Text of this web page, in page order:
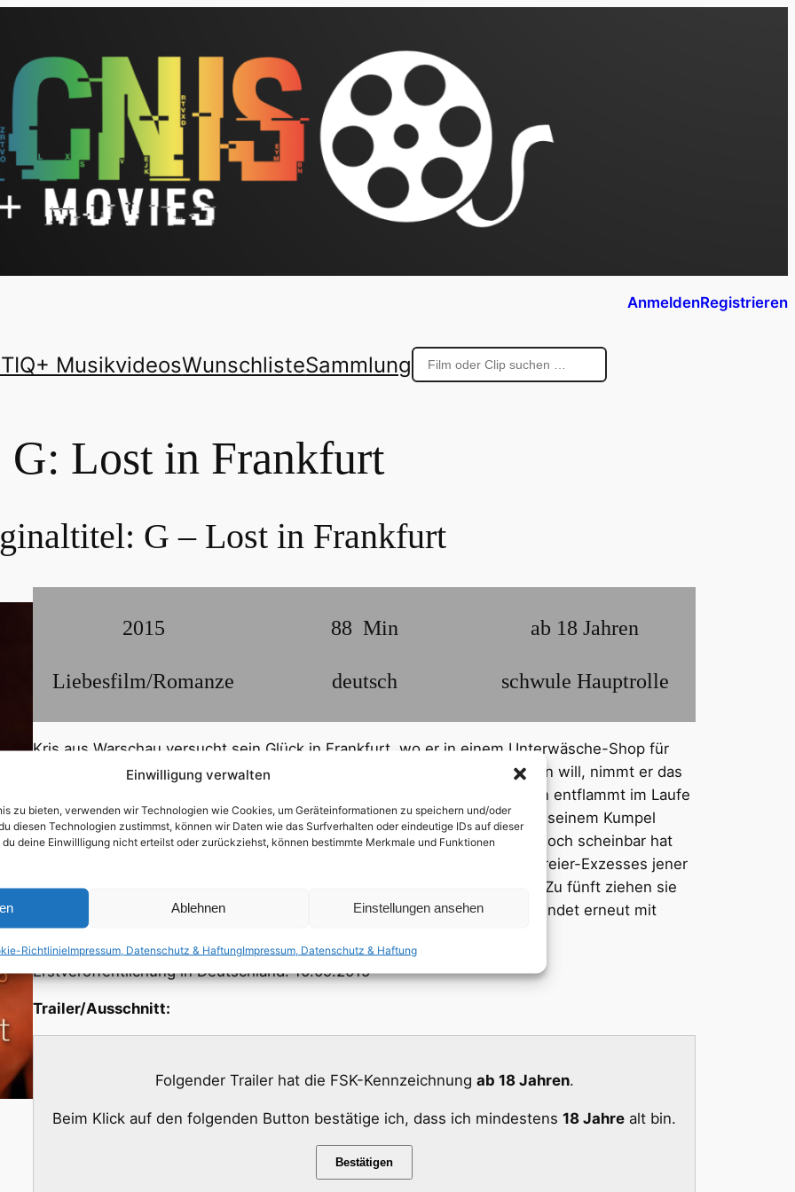
Einwilligung verwalten
zu bieten, verwenden wir Technologien wie Cookies, um Geräteinformationen zu speichern und/oder
diesen Technologien zustimmst, können wir Daten wie das Surfverhalten oder eindeutige IDs auf dieser
du deine Einwillligung nicht erteilst oder zurückziehst, können bestimmte Merkmale und Funktionen
Ablehnen Einstellungen ansehen
RichtlinieImpressum, Datenschutz & HaftungImpressum, Datenschutz & Haftung
AnmeldenRegistrieren
MusikvideosWunschlisteSammlung
G: Lost in Frankfurt
G – Lost in Frankfurt
2015
Liebesfilm/Romanze
88 Min
deutsch
ab 18 Jahren
schwule Hauptrolle
Kris aus Warschau versucht sein Glück in Frankfurt, wo er in einem Unterwäsche-Shop für
Männer landet. Als er dort Damiano kennenlernt, der ihm Frankfurt zeigen will, nimmt er das
Angebot gerne an. Nach zögerlichen Berührungen und intensiven Blicken entflammt im Laufe
des Tages eine leidenschaftliche Affäre. Tags darauf taucht Damiano mit seinem Kumpel
David auf und will mit Kris erneut eine heiße Nacht auf G draufmachen. Doch scheinbar hat
Kris nur Augen für David… Zu allem Überfluss, und trotz des sexuellen Dreier-Exzesses jener
Nacht, trifft das Dreiergespann ein Freundespaar, das David auch kennt. Zu fünft ziehen sie
nun durch die nächtliche Metropole, und die intensive Partynacht auf G endet erneut mit
erotischen Begehrlichkeiten…
Erstveröffentlichung in Deutschland: 10.09.2015
Trailer/Ausschnitt:
Folgender Trailer hat die FSK-Kennzeichnung ab 18 Jahren.
Beim Klick auf den folgenden Button bestätige ich, dass ich mindestens18 Jahre alt bin.
Bestätigen